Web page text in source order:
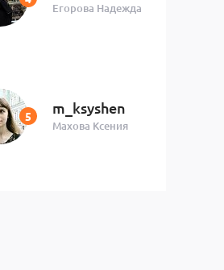
Егорова Надежда
m_ksyshen
Махова Ксения